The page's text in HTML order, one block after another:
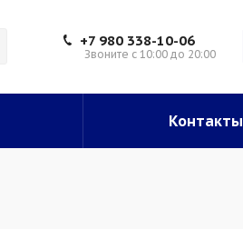
+7 980 338-10-06
Звоните с 10:00 до 20:00
Контакты